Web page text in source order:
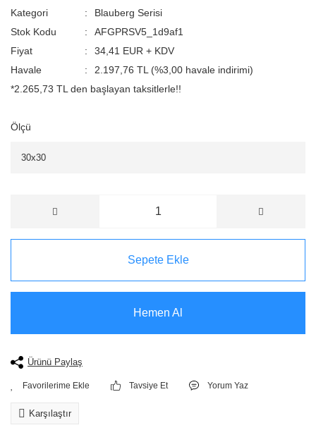
Kategori
Blauberg Serisi
Stok Kodu
AFGPRSV5_1d9af1
Fiyat
34,41 EUR + KDV
Havale
2.197,76 TL (%3,00 havale indirimi)
*2.265,73 TL den başlayan taksitlerle!!
Ölçü
Sepete Ekle
Hemen Al
Ürünü Paylaş
Tavsiye Et Yorum Yaz
Karşılaştır